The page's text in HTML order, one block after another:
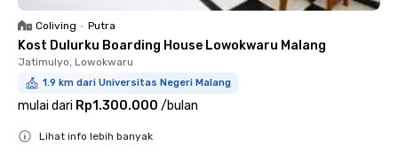
Coliving • Putra
Kost Dulurku Boarding House Lowokwaru Malang
Jatimulyo, Lowokwaru
1.9 km dari Universitas Negeri Malang
mulai dari Rp1.300.000 /bulan
Lihat info lebih banyak